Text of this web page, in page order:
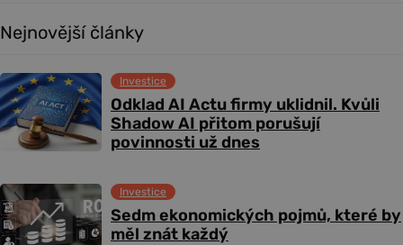
Nejnovější články
Odklad AI Actu firmy uklidnil. Kvůli
Shadow AI přitom porušují
povinnosti už dnes
Investice
Sedm ekonomických pojmů, které by
měl znát každý
Investice